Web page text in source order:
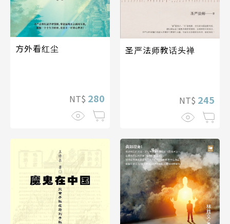
方外看红尘
NT$ 280
圣严法师教话头禅
NT$ 245